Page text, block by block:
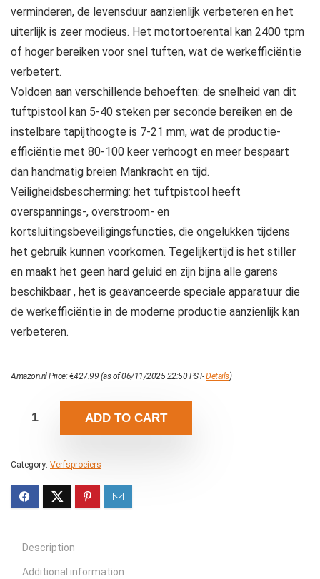
verminderen, de levensduur aanzienlijk verbeteren en het
uiterlijk is zeer modieus. Het motortoerental kan 2400 tpm
of hoger bereiken voor snel tuften, wat de werkefficiëntie
verbetert.
Voldoen aan verschillende behoeften: de snelheid van dit
tuftpistool kan 5-40 steken per seconde bereiken en de
instelbare tapijthoogte is 7-21 mm, wat de productie-
efficiëntie met 80-100 keer verhoogt en meer bespaart
dan handmatig breien Mankracht en tijd.
Veiligheidsbescherming: het tuftpistool heeft
overspannings-, overstroom- en
kortsluitingsbeveiligingsfuncties, die ongelukken tijdens
het gebruik kunnen voorkomen. Tegelijkertijd is het stiller
en maakt het geen hard geluid en zijn bijna alle garens
beschikbaar , het is geavanceerde speciale apparatuur die
de werkefficiëntie in de moderne productie aanzienlijk kan
verbeteren.
Amazon.nl Price:€427.99 (as of 06/11/2025 22:50 PST-Details)
ADD TO CART
Category: Verfsproeiers
Description
Additional information